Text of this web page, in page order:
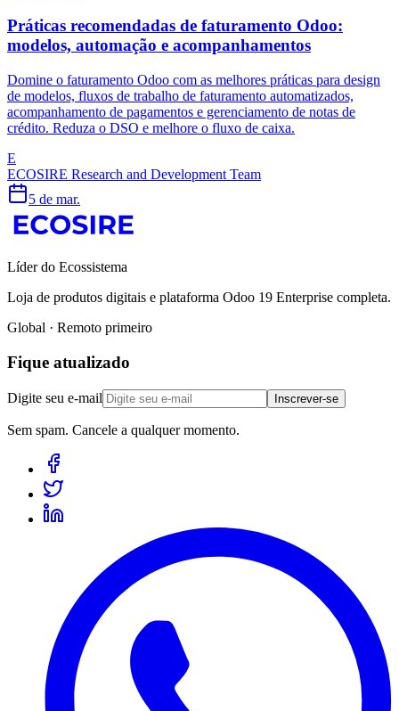
Práticas recomendadas de faturamento Odoo:
modelos, automação e acompanhamentos
Domine o faturamento Odoo com as melhores práticas para design
de modelos, fluxos de trabalho de faturamento automatizados,
acompanhamento de pagamentos e gerenciamento de notas de
crédito. Reduza o DSO e melhore o fluxo de caixa.
E
ECOSIRE Research and Development Team
5 de mar.
Líder do Ecossistema
Loja de produtos digitais e plataforma Odoo 19 Enterprise completa.
Global · Remoto primeiro
Fique atualizado
Digite seu e-mail Inscrever-se
Sem spam. Cancele a qualquer momento.